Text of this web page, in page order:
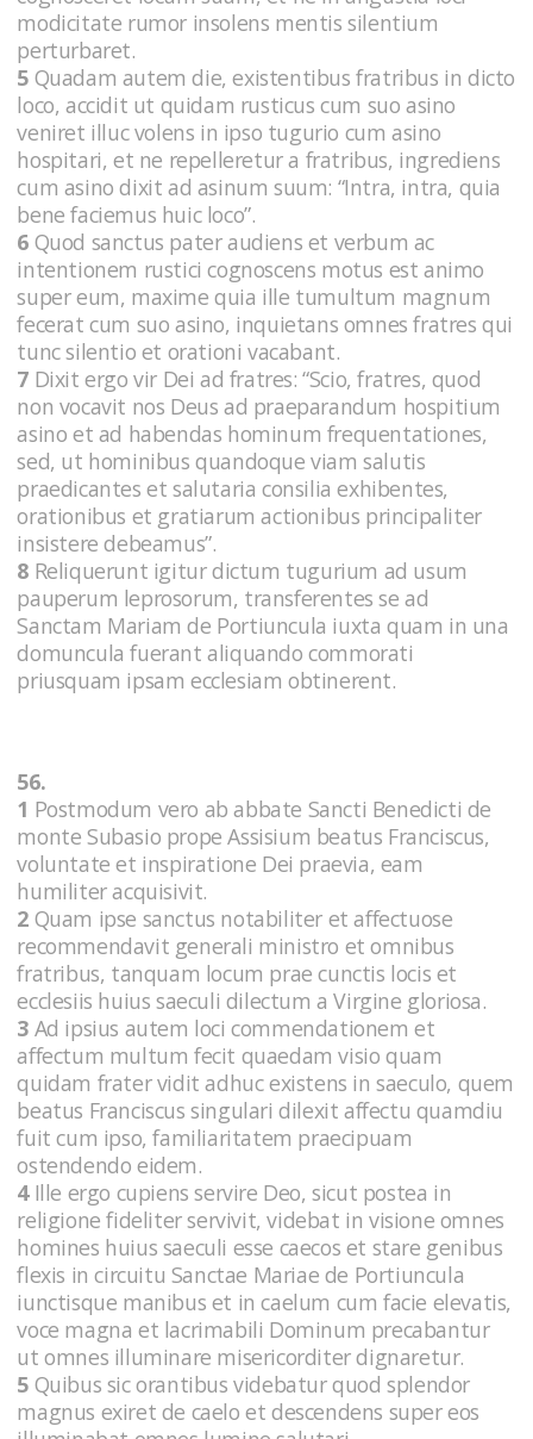
modicitate rumor insolens mentis silentium
perturbaret.
5 Quadam autem die, existentibus fratribus in dicto
loco, accidit ut quidam rusticus cum suo asino
veniret illuc volens in ipso tugurio cum asino
hospitari, et ne repelleretur a fratribus, ingrediens
cum asino dixit ad asinum suum: “Intra, intra, quia
bene faciemus huic loco”.
6 Quod sanctus pater audiens et verbum ac
intentionem rustici cognoscens motus est animo
super eum, maxime quia ille tumultum magnum
fecerat cum suo asino, inquietans omnes fratres qui
tunc silentio et orationi vacabant.
7 Dixit ergo vir Dei ad fratres: “Scio, fratres, quod
non vocavit nos Deus ad praeparandum hospitium
asino et ad habendas hominum frequentationes,
sed, ut hominibus quandoque viam salutis
praedicantes et salutaria consilia exhibentes,
orationibus et gratiarum actionibus principaliter
insistere debeamus”.
8 Reliquerunt igitur dictum tugurium ad usum
pauperum leprosorum, transferentes se ad
Sanctam Mariam de Portiuncula iuxta quam in una
domuncula fuerant aliquando commorati
priusquam ipsam ecclesiam obtinerent.
56.
1 Postmodum vero ab abbate Sancti Benedicti de
monte Subasio prope Assisium beatus Franciscus,
voluntate et inspiratione Dei praevia, eam
humiliter acquisivit.
2 Quam ipse sanctus notabiliter et affectuose
recommendavit generali ministro et omnibus
fratribus, tanquam locum prae cunctis locis et
ecclesiis huius saeculi dilectum a Virgine gloriosa.
3 Ad ipsius autem loci commendationem et
affectum multum fecit quaedam visio quam
quidam frater vidit adhuc existens in saeculo, quem
beatus Franciscus singulari dilexit affectu quamdiu
fuit cum ipso, familiaritatem praecipuam
ostendendo eidem.
4Ille ergo cupiens servire Deo, sicut postea in
religione fideliter servivit, videbat in visione omnes
homines huius saeculi esse caecos et stare genibus
flexis in circuitu Sanctae Mariae de Portiuncula
iunctisque manibus et in caelum cum facie elevatis,
voce magna et lacrimabili Dominum precabantur
ut omnes illuminare misericorditer dignaretur.
5 Quibus sic orantibus videbatur quod splendor
magnus exiret de caelo et descendens super eos